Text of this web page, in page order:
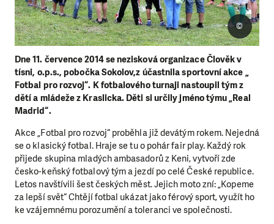
Dne 11. července 2014 se nezisková organizace Člověk v
tísni, o.p.s., pobočka Sokolov,z účastnila sportovní akce „
Fotbal pro rozvoj“. K fotbalového turnaji nastoupil tým z
dětí a mládeže z Kraslicka. Děti si určily jméno týmu „Real
Madrid“.
©
Akce „Fotbal pro rozvoj“ proběhla již devátým rokem. Nejedná
se o klasický fotbal. Hraje se tu o pohár fair play. Každý rok
přijede skupina mladých ambasadorů z Keni, vytvoří zde
česko-keňský fotbalový tým a jezdí po celé České republice.
Letos navštívili šest českých měst. Jejich moto zní: „Kopeme
za lepší svět“ Chtějí fotbal ukázat jako férový sport, využít ho
ke vzájemnému porozumění a toleranci ve společnosti.